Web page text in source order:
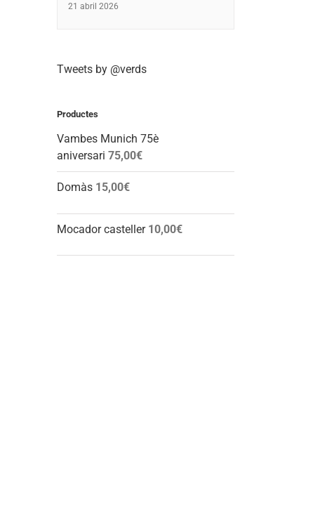
21 abril 2026
Tweets by @verds
Productes
Vambes Munich 75è
aniversari 75,00€
Domàs 15,00€
Mocador casteller 10,00€